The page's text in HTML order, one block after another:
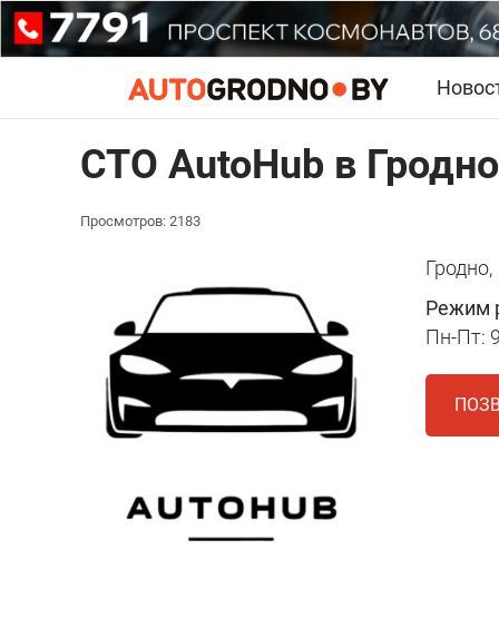
СТО AutoHub в Гродно
Просмотров: 2183
Гродно,
Режим
Пн-Пт: